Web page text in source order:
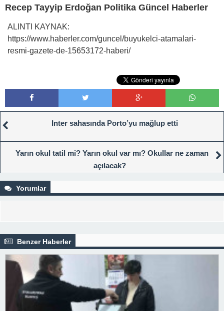
Recep Tayyip Erdoğan Politika Güncel Haberler
ALINTI KAYNAK:
https://www.haberler.com/guncel/buyukelci-atamalari-
resmi-gazete-de-15653172-haberi/
Inter sahasında Porto’yu mağlup etti
Yarın okul tatil mi? Yarın okul var mı? Okullar ne zaman
açılacak?
Yorumlar
Benzer Haberler